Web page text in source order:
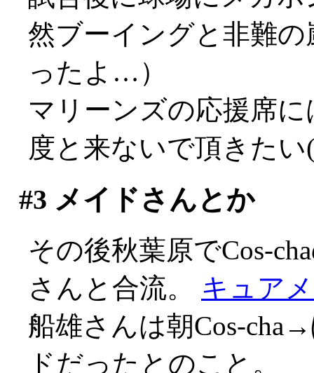
然ブーイングと非難
ったよ…）
マリーンズの応援席
度と来ないで頂きたい
#3 メイドさんとか
その後秋葉原でCos-
さんと合流。 キュア
船雄さんは朝Cos-
ドだったとのこと。